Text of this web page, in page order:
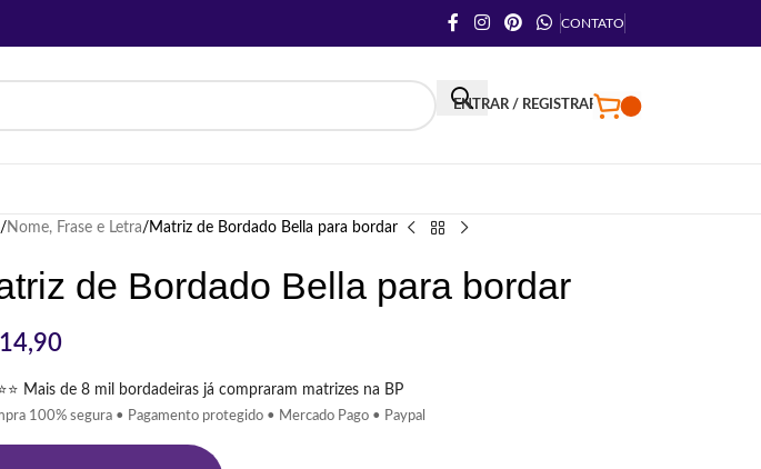
CONTATO
ENTRAR / REGISTRAR
Nome, Frase e Letra Matriz de Bordado Bella para bordar
de Bordado Bella para bordar
14,90
Mais de 8 mil bordadeiras já compraram matrizes na BP
100% segura • Pagamento protegido • Mercado Pago • Paypal